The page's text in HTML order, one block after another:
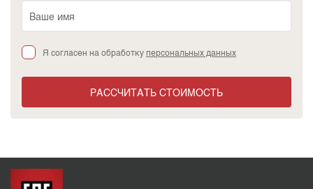
Я согласен на обработкуперсональных данных
РАССЧИТАТЬ СТОИМОСТЬ